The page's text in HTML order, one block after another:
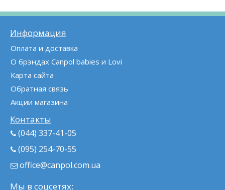
Информация
Оплата и доставка
О брэндах Canpol babies и Lovi
Карта сайта
Обратная связь
Акции магазина
Контакты
(044) 337-41-05
(095) 254-70-55
office@canpol.com.ua
Мы в соцсетях: